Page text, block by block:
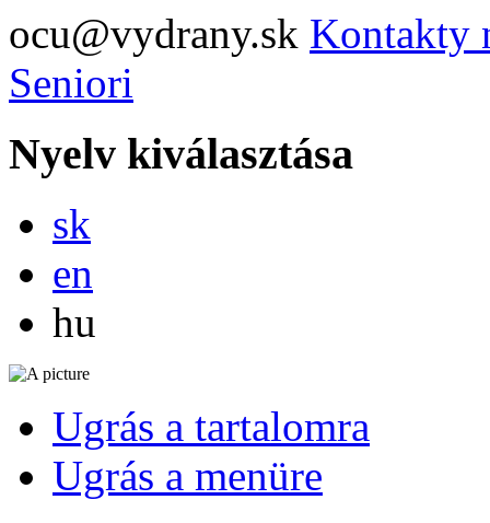
ocu@vydrany.sk Kontakty
Seniori
Nyelv kiválasztása
sk
en
hu
Ugrás a tartalomra
Ugrás a menüre